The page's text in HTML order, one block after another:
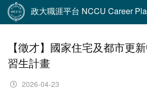
政大職涯平台 NCCU Career
【徵才】國家住宅及都市更
習生計畫
2026-04-23